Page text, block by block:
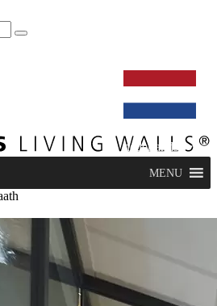
nederlands
MENU